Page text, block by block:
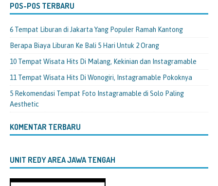
POS-POS TERBARU
6 Tempat Liburan di Jakarta Yang Populer Ramah Kantong
Berapa Biaya Liburan Ke Bali 5 Hari Untuk 2 Orang
10 Tempat Wisata Hits Di Malang, Kekinian dan Instagramable
11 Tempat Wisata Hits Di Wonogiri, Instagramable Pokoknya
5 Rekomendasi Tempat Foto Instagramable di Solo Paling
Aesthetic
KOMENTAR TERBARU
UNIT REDY AREA JAWA TENGAH